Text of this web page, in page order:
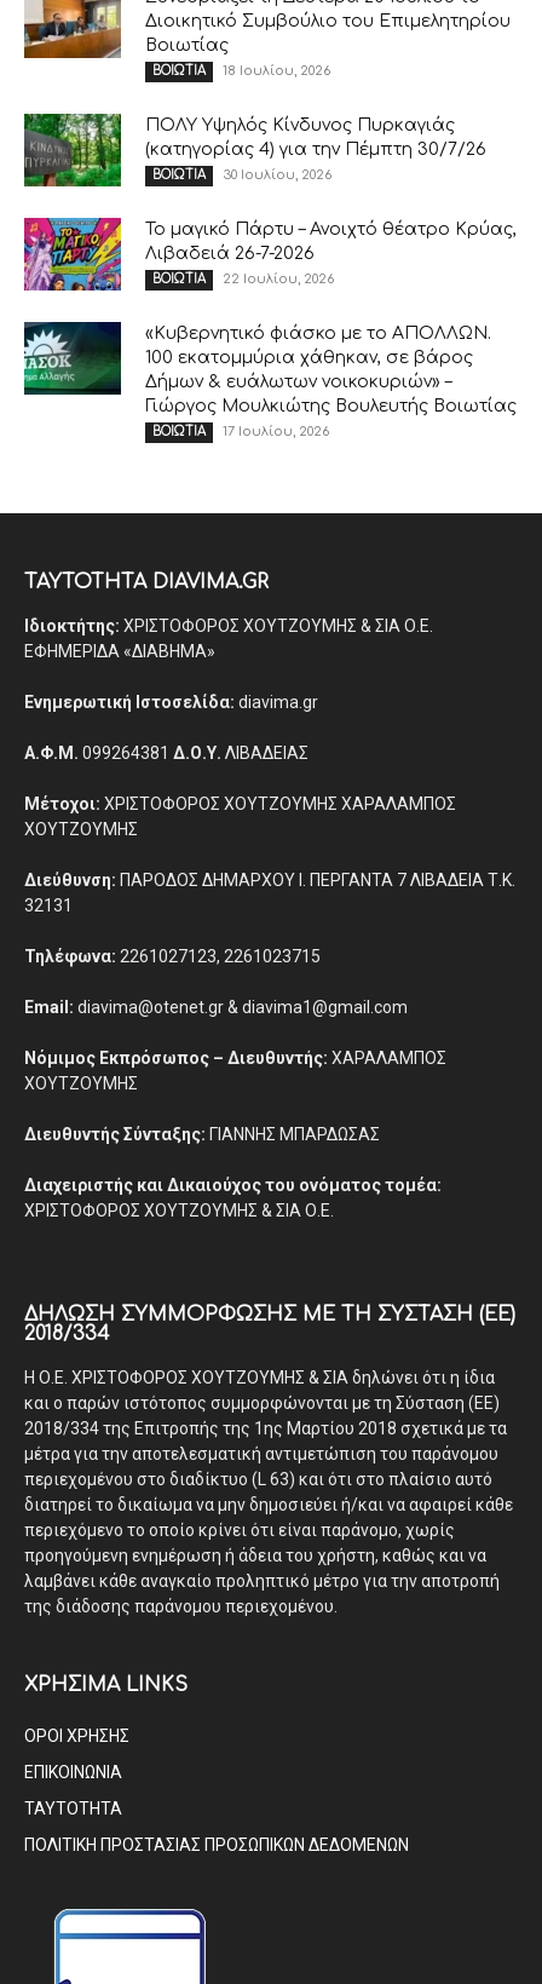
Διοικητικό Συμβούλιο του Επιμελητηρίου
Βοιωτίας
ΒΟΙΩΤΙΑ 18 Ιουλίου, 2026
ΠΟΛΥ Υψηλός Κίνδυνος Πυρκαγιάς
(κατηγορίας 4) για την Πέμπτη 30/7/26
ΒΟΙΩΤΙΑ 30 Ιουλίου, 2026
Το μαγικό Πάρτυ – Ανοιχτό θέατρο Κρύας,
Λιβαδειά 26-7-2026
ΒΟΙΩΤΙΑ 22 Ιουλίου, 2026
«Κυβερνητικό φιάσκο με το ΑΠΟΛΛΩΝ.
100 εκατομμύρια χάθηκαν, σε βάρος
Δήμων & ευάλωτων νοικοκυριών» –
Γιώργος Μουλκιώτης Βουλευτής Βοιωτίας
ΒΟΙΩΤΙΑ 17 Ιουλίου, 2026
ΤΑΥΤΟΤΗΤΑ DIAVIMA.GR
Ιδιοκτήτης: ΧΡΙΣΤΟΦΟΡΟΣ ΧΟΥΤΖΟΥΜΗΣ & ΣΙΑ Ο.Ε.
ΕΦΗΜΕΡΙΔΑ «ΔΙΑΒΗΜΑ»
Ενημερωτική Ιστοσελίδα: diavima.gr
Α.Φ.Μ. 099264381 Δ.Ο.Υ. ΛΙΒΑΔΕΙΑΣ
Μέτοχοι: ΧΡΙΣΤΟΦΟΡΟΣ ΧΟΥΤΖΟΥΜΗΣ ΧΑΡΑΛΑΜΠΟΣ
ΧΟΥΤΖΟΥΜΗΣ
Διεύθυνση: ΠΑΡΟΔΟΣ ΔΗΜΑΡΧΟΥ Ι. ΠΕΡΓΑΝΤΑ 7 ΛΙΒΑΔΕΙΑ Τ.Κ.
32131
Τηλέφωνα: 2261027123, 2261023715
Email: diavima@otenet.gr & diavima1@gmail.com
Νόμιμος Εκπρόσωπος – Διευθυντής: ΧΑΡΑΛΑΜΠΟΣ
ΧΟΥΤΖΟΥΜΗΣ
Διευθυντής Σύνταξης: ΓΙΑΝΝΗΣ ΜΠΑΡΔΩΣΑΣ
Διαχειριστής και Δικαιούχος του ονόματος τομέα:
ΧΡΙΣΤΟΦΟΡΟΣ ΧΟΥΤΖΟΥΜΗΣ & ΣΙΑ Ο.Ε.
ΔΉΛΩΣΗ ΣΥΜΜΌΡΦΩΣΗΣ ΜΕ ΤΗ ΣΎΣΤΑΣΗ (ΕΕ)
2018/334
Η Ο.Ε. ΧΡΙΣΤΟΦΟΡΟΣ ΧΟΥΤΖΟΥΜΗΣ & ΣΙΑ δηλώνει ότι η ίδια
και ο παρών ιστότοπος συμμορφώνονται με τη Σύσταση (ΕΕ)
2018/334 της Επιτροπής της 1ης Μαρτίου 2018 σχετικά με τα
μέτρα για την αποτελεσματική αντιμετώπιση του παράνομου
περιεχομένου στο διαδίκτυο (L 63) και ότι στο πλαίσιο αυτό
διατηρεί το δικαίωμα να μην δημοσιεύει ή/και να αφαιρεί κάθε
περιεχόμενο το οποίο κρίνει ότι είναι παράνομο, χωρίς
προηγούμενη ενημέρωση ή άδεια του χρήστη, καθώς και να
λαμβάνει κάθε αναγκαίο προληπτικό μέτρο για την αποτροπή
της διάδοσης παράνομου περιεχομένου.
ΧΡΗΣΙΜΑ LINKS
ΟΡΟΙ ΧΡΗΣΗΣ
ΕΠΙΚΟΙΝΩΝΙΑ
ΤΑΥΤΟΤΗΤΑ
ΠΟΛΙΤΙΚΗ ΠΡΟΣΤΑΣΙΑΣ ΠΡΟΣΩΠΙΚΩΝ ΔΕΔΟΜΕΝΩΝ